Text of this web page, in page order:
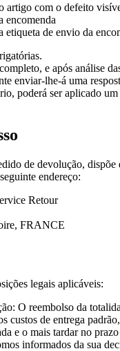
artigo com o defeito
encomenda
etiqueta de envio da
e após análise
enviar-lhe-á uma
poderá ser aplicado um
de devolução, dispõe
endereço:
Retour
FRANCE
legais aplicáveis:
O reembolso da
custos de entrega
e o mais tardar no
informados da sua